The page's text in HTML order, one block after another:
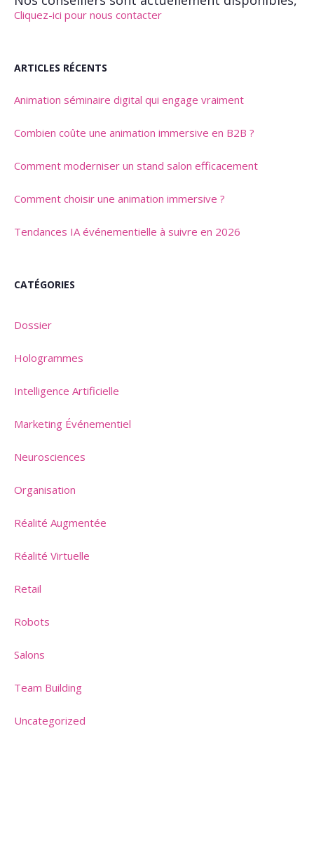
Cliquez-ici pour nous contacter
ARTICLES RÉCENTS
Animation séminaire digital qui engage vraiment
Combien coûte une animation immersive en B2B ?
Comment moderniser un stand salon efficacement
Comment choisir une animation immersive ?
Tendances IA événementielle à suivre en 2026
CATÉGORIES
Dossier
Hologrammes
Intelligence Artificielle
Marketing Événementiel
Neurosciences
Organisation
Réalité Augmentée
Réalité Virtuelle
Retail
Robots
Salons
Team Building
Uncategorized